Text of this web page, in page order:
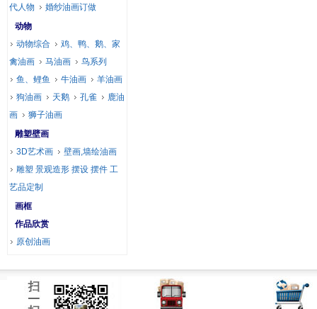
代人物
婚纱油画订做
动物
动物综合
鸡、鸭、鹅、家
禽油画
马油画
鸟系列
鱼、鲤鱼
牛油画
羊油画
狗油画
天鹅 孔雀
鹿油
画
狮子油画
雕塑壁画
3D艺术画
壁画,墙绘油画
雕塑 景观造形 摆设 摆件 工
艺品定制
画框
作品欣赏
原创油画